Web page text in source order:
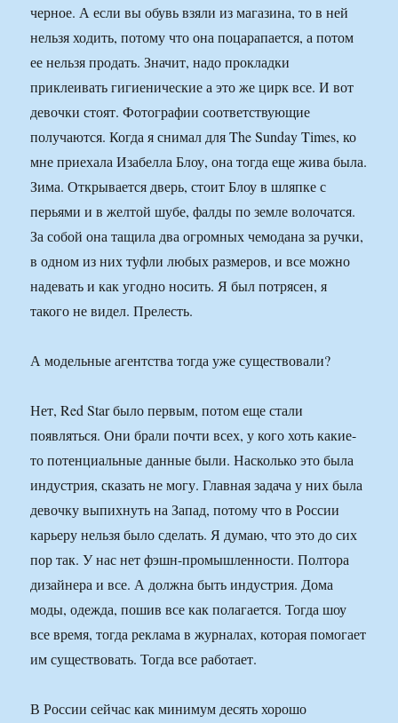
черное. А если вы обувь взяли из магазина, то в ней
нельзя ходить, потому что она поцарапается, а потом
ее нельзя продать. Значит, надо прокладки
приклеивать гигиенические а это же цирк все. И вот
девочки стоят. Фотографии соответствующие
получаются. Когда я снимал для The Sunday Times, ко
мне приехала Изабелла Блоу, она тогда еще жива была.
Зима. Открывается дверь, стоит Блоу в шляпке с
перьями и в желтой шубе, фалды по земле волочатся.
За собой она тащила два огромных чемодана за ручки,
в одном из них туфли любых размеров, и все можно
надевать и как угодно носить. Я был потрясен, я
такого не видел. Прелесть.
А модельные агентства тогда уже существовали?
Нет, Red Star было первым, потом еще стали
появляться. Они брали почти всех, у кого хоть какие-
то потенциальные данные были. Насколько это была
индустрия, сказать не могу. Главная задача у них была
девочку выпихнуть на Запад, потому что в России
карьеру нельзя было сделать. Я думаю, что это до сих
пор так. У нас нет фэшн-промышленности. Полтора
дизайнера и все. А должна быть индустрия. Дома
моды, одежда, пошив все как полагается. Тогда шоу
все время, тогда реклама в журналах, которая помогает
им существовать. Тогда все работает.
В России сейчас как минимум десять хорошо